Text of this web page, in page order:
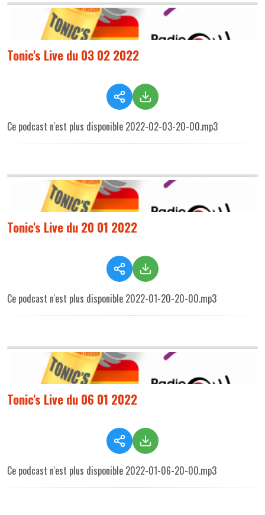
Tonic's Live du 03 02 2022
Ce podcast n'est plus disponible 2022-02-03-20-00.mp3
Tonic's Live du 20 01 2022
Ce podcast n'est plus disponible 2022-01-20-20-00.mp3
Tonic's Live du 06 01 2022
Ce podcast n'est plus disponible 2022-01-06-20-00.mp3